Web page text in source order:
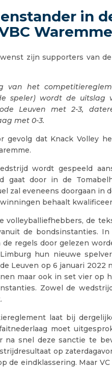
in
wenst zijn supporters van
van het
speler) wordt de uitslag
Leuven met 2-3,
met 0-3.
gevolg dat Knack Volley
wordt gespeeld
gaat door in de
zal eveneens doorgaan in
behaalt
volleyballiefhebbers, de
de bondsinstanties.
de regels door gelezen
hun nieuwe
Leuven op 6 januari
maar ook in set vier op
Zowel de
laat bij
moet
snel deze sanctie te
op
de eindklassering. Maar